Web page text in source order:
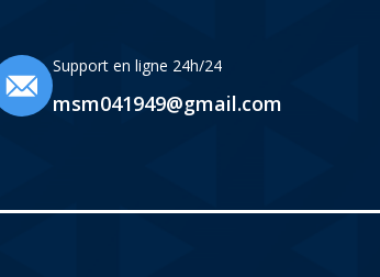
Support en ligne 24h/24
msm041949@gmail.com